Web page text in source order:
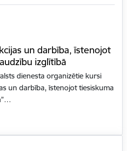
un darbība, īstenojot
izglītībā
dienesta organizētie kursi
un darbība, īstenojot tiesiskuma